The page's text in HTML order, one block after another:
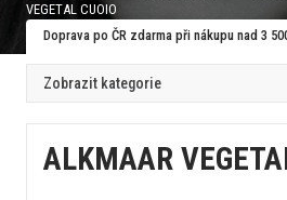
VEGETAL CUOIO
Doprava po ČR zdarma při nákupu nad 3
ALKMAAR
Zobrazit kategorie